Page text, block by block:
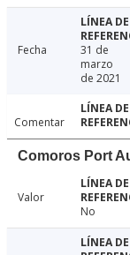
Fecha
31 de
marzo
de 2021
Comentar
Comoros Port
Valor
No